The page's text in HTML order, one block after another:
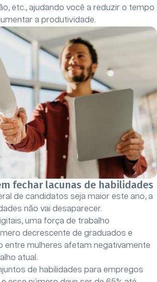
etc., ajudando você a reduzir o tempo
a produtividade.
fechar lacunas de habilidades
de candidatos seja maior este ano, a
não vai desaparecer.
uma força de trabalho
decrescente de graduados e
entre mulheres afetam negativamente
atual.
de habilidades para empregos